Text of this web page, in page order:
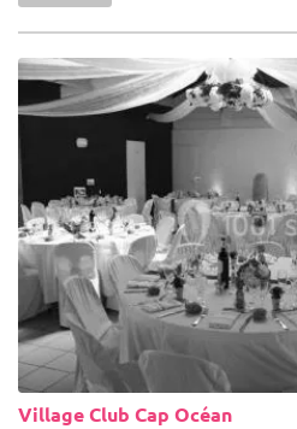
Village Club Cap Océan